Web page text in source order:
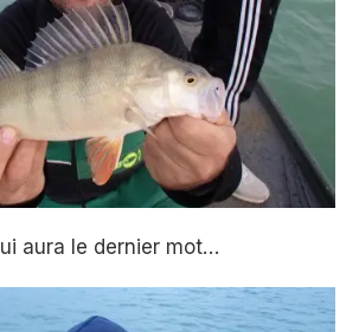
aura le dernier mot…